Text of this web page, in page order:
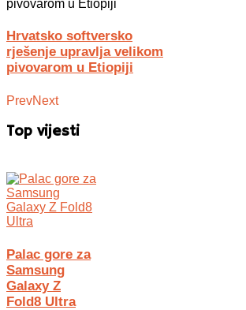
Hrvatsko softversko
rješenje upravlja velikom
pivovarom u Etiopiji
PrevNext
Top vijesti
Palac gore za
Samsung
Galaxy Z
Fold8 Ultra